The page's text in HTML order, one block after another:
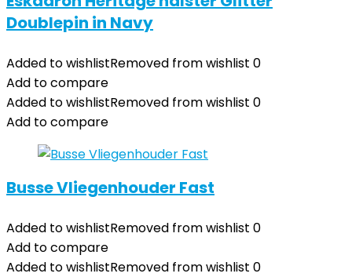
Doublepin in Navy
Added to wishlistRemoved from wishlist 0
Add to compare
Added to wishlistRemoved from wishlist 0
Add to compare
Busse Vliegenhouder Fast
Added to wishlistRemoved from wishlist 0
Add to compare
Added to wishlistRemoved from wishlist 0